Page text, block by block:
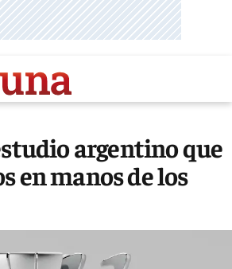
argentino que
en manos de los